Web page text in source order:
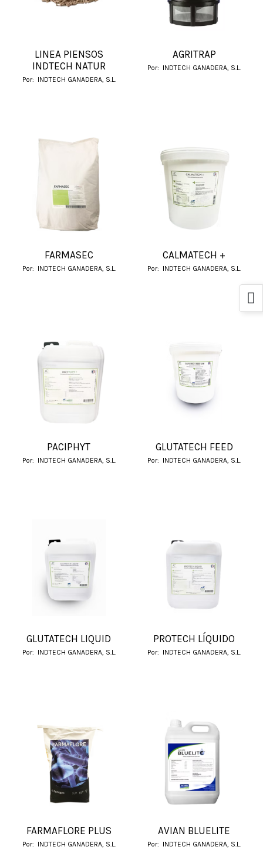
LINEA PIENSOS
INDTECH NATUR
Por: INDTECH GANADERA, S.L.
AGRITRAP
Por: INDTECH GANADERA, S.L.
FARMASEC
Por: INDTECH GANADERA, S.L.
CALMATECH +
Por: INDTECH GANADERA, S.L.
PACIPHYT
Por: INDTECH GANADERA, S.L.
GLUTATECH FEED
Por: INDTECH GANADERA, S.L.
GLUTATECH LIQUID
Por: INDTECH GANADERA, S.L.
PROTECH LÍQUIDO
Por: INDTECH GANADERA, S.L.
FARMAFLORE PLUS
Por: INDTECH GANADERA, S.L.
AVIAN BLUELITE
Por: INDTECH GANADERA, S.L.